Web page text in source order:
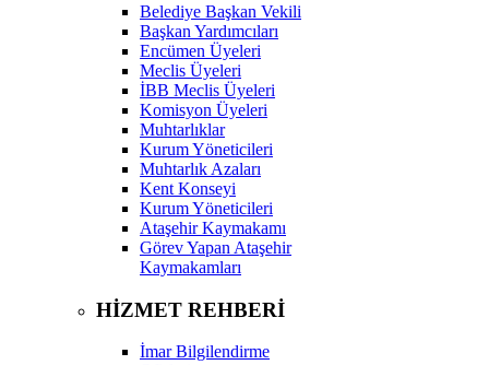
Belediye Başkan Vekili
Başkan Yardımcıları
Encümen Üyeleri
Meclis Üyeleri
İBB Meclis Üyeleri
Komisyon Üyeleri
Muhtarlıklar
Kurum Yöneticileri
Muhtarlık Azaları
Kent Konseyi
Kurum Yöneticileri
Ataşehir Kaymakamı
Görev Yapan Ataşehir
Kaymakamları
HİZMET REHBERİ
İmar Bilgilendirme